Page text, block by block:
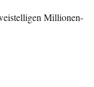
Millionen-